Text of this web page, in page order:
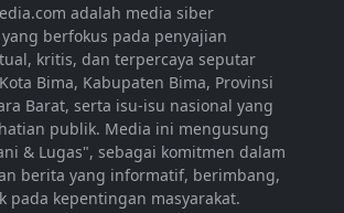
adalah media siber
berfokus pada penyajian
kritis, dan terpercaya seputar
Bima, Kabupaten Bima, Provinsi
Barat, serta isu-isu nasional yang
publik. Media ini mengusung
& Lugas", sebagai komitmen dalam
berita yang informatif, berimbang,
pada kepentingan masyarakat.